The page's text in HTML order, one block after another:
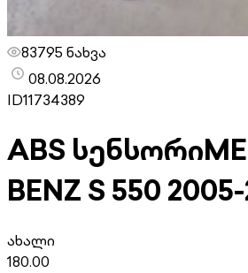
83795 ნახვა
08.08.2026
ID11734389
ABS სენსორი
BENZ S 550 2005-
ახალი
180.00